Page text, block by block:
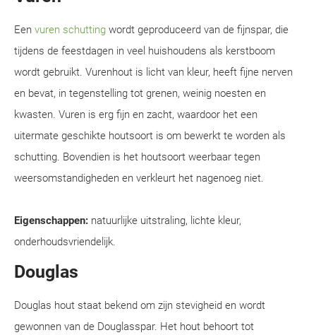
Een vuren schutting wordt geproduceerd van de fijnspar, die
tijdens de feestdagen in veel huishoudens als kerstboom
wordt gebruikt. Vurenhout is licht van kleur, heeft fijne nerven
en bevat, in tegenstelling tot grenen, weinig noesten en
kwasten. Vuren is erg fijn en zacht, waardoor het een
uitermate geschikte houtsoort is om bewerkt te worden als
schutting. Bovendien is het houtsoort weerbaar tegen
weersomstandigheden en verkleurt het nagenoeg niet.
Eigenschappen: natuurlijke uitstraling, lichte kleur,
onderhoudsvriendelijk.
Douglas
Douglas hout staat bekend om zijn stevigheid en wordt
gewonnen van de Douglasspar. Het hout behoort tot